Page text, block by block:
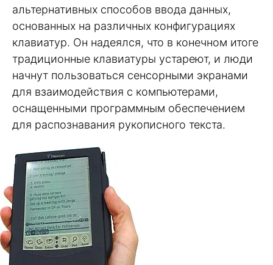
альтернативных способов ввода данных,
основанных на различных конфигурациях
клавиатур. Он надеялся, что в конечном итоге
традиционные клавиатуры устареют, и люди
начнут пользоваться сенсорными экранами
для взаимодействия с компьютерами,
оснащенными программным обеспечением
для распознавания рукописного текста.